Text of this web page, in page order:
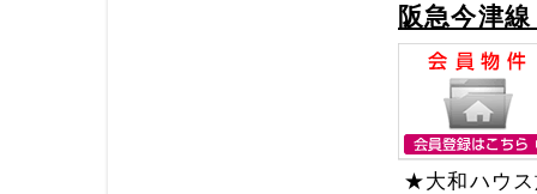
阪急今津
★大和ハウ